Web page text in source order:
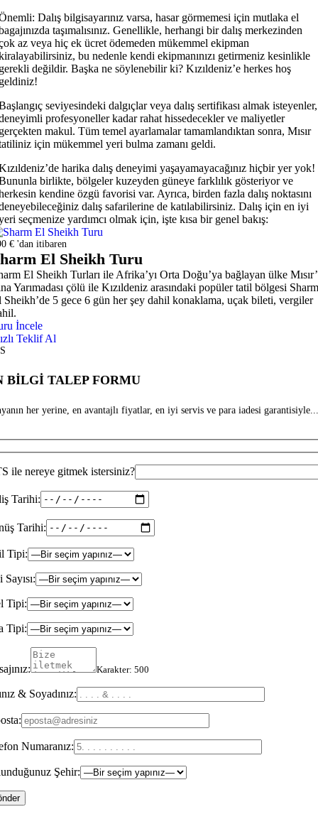
Dalış bilgisayarınız varsa, hasar görmemesi için mutlaka el
taşımalısınız. Genellikle, herhangi bir dalış merkezinden
az veya hiç ek ücret ödemeden mükemmel ekipman
bu nedenle kendi ekipmanınızı getirmeniz kesinlikle
değildir. Başka ne söylenebilir ki? Kızıldeniz’e herkes hoş
​​seviyesindeki dalgıçlar veya dalış sertifikası almak isteyenler,
profesyoneller kadar rahat hissedecekler ve maliyetler
makul. Tüm temel ayarlamalar tamamlandıktan sonra, Mısır
için mükemmel yeri bulma zamanı geldi.
harika dalış deneyimi yaşayamayacağınız hiçbir yer yok!
birlikte, bölgeler kuzeyden güneye farklılık gösteriyor ve
kendine özgü favorisi var. Ayrıca, birden fazla dalış noktasını
dalış safarilerine de katılabilirsiniz. Dalış için en iyi
seçmenize yardımcı olmak için, işte kısa bir genel bakış:
€ 'dan itibaren
El Sheikh Turu
El Sheikh Turları ile Afrika’yı Orta Doğu’ya bağlayan ülke
Yarımadası çölü ile Kızıldeniz arasındaki popüler tatil bölgesi Sharm
Sheikh’de 5 gece 6 gün her şey dahil konaklama, uçak bileti, vergiler
İncele
Teklif Al
BİLGİ TALEP FORMU
her yerine, en avantajlı fiyatlar, en iyi servis ve para iadesi
ile nereye gitmek istersiniz?
Tarihi:
Tarihi:
Tipi:
Tipi:
Tipi:
Karakter: 500
& Soyadınız:
Numaranız:
Şehir: